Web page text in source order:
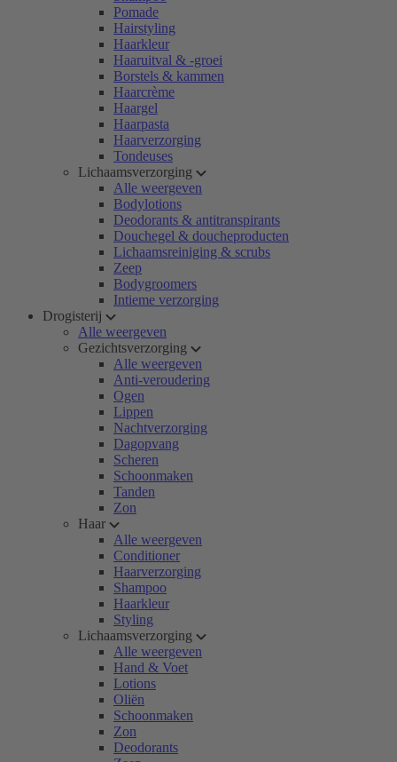
Pomade
Hairstyling
Haarkleur
Haaruitval & -groei
Borstels & kammen
Haarcrème
Haargel
Haarpasta
Haarverzorging
Tondeuses
Lichaamsverzorging
Alle weergeven
Bodylotions
Deodorants & antitranspirants
Douchegel & doucheproducten
Lichaamsreiniging & scrubs
Zeep
Bodygroomers
Intieme verzorging
Drogisterij
Alle weergeven
Gezichtsverzorging
Alle weergeven
Anti-veroudering
Ogen
Lippen
Nachtverzorging
Dagopvang
Scheren
Schoonmaken
Tanden
Zon
Haar
Alle weergeven
Conditioner
Haarverzorging
Shampoo
Haarkleur
Styling
Lichaamsverzorging
Alle weergeven
Hand & Voet
Lotions
Oliën
Schoonmaken
Zon
Deodorants